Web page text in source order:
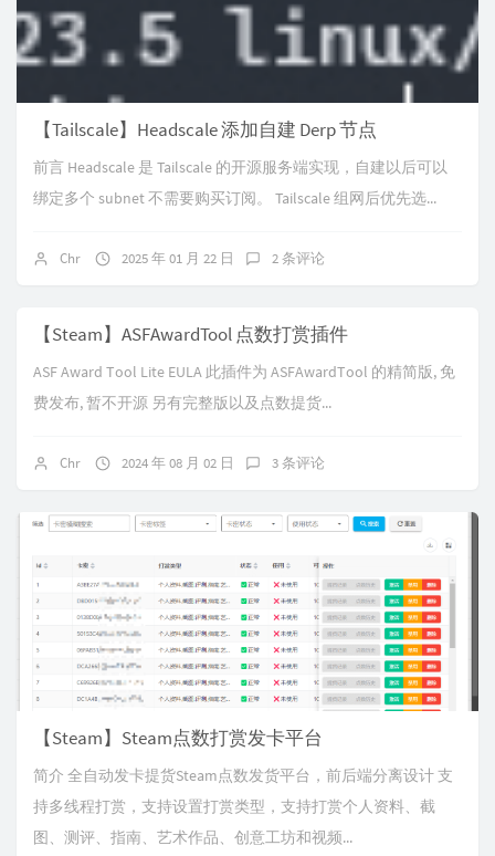
【Tailscale】Headscale 添加自建 Derp 节点
前言 Headscale 是 Tailscale 的开源服务端实现，自建以后可以
绑定多个 subnet 不需要购买订阅。 Tailscale 组网后优先选...
Chr 2025 年 01 月 22 日 2 条评论
【Steam】ASFAwardTool 点数打赏插件
ASF Award Tool Lite EULA 此插件为 ASFAwardTool 的精简版, 免
费发布, 暂不开源 另有完整版以及点数提货...
Chr 2024 年 08 月 02 日 3 条评论
【Steam】Steam点数打赏发卡平台
简介 全自动发卡提货Steam点数发货平台，前后端分离设计 支
持多线程打赏，支持设置打赏类型，支持打赏个人资料、截
图、测评、指南、艺术作品、创意工坊和视频...